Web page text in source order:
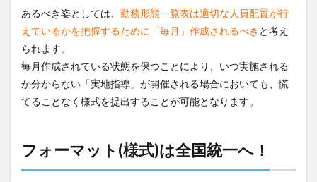
あるべき姿としては、 勤務形態一覧表は適切な人員配置が行
えているかを把握するために「毎月」作成されるべき と考え
られます。
毎月作成されている状態を保つことにより、いつ実施される
か分からない「実地指導」が開催される場合においても、慌
てることなく様式を提出することが可能となります。
フォーマット(様式)は全国統一へ！